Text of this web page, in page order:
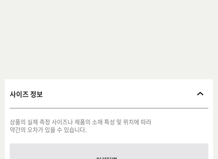
사이즈 정보
상품의 실제 측정 사이즈나 제품의 소재 특성 및 위치에 따라
약간의 오차가 있을 수 있습니다.